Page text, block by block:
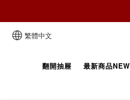
繁體中文
翻開抽屜 最新商品NEW